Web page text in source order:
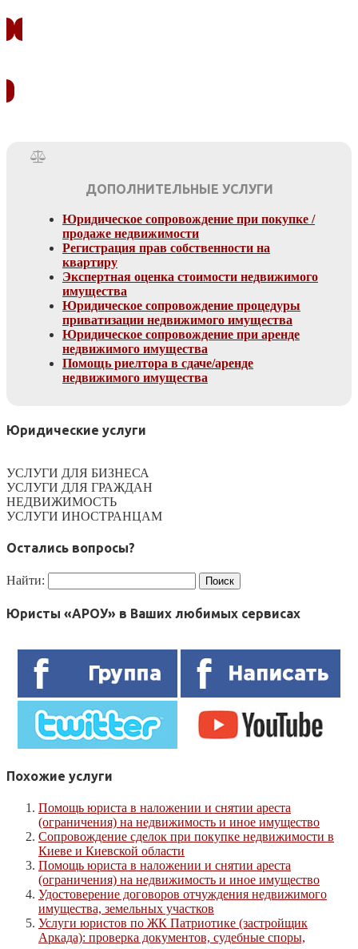
ДОПОЛНИТЕЛЬНЫЕ УСЛУГИ
Юридическое сопровождение при покупке /
продаже недвижимости
Регистрация прав собственности на
квартиру
Экспертная оценка стоимости недвижимого
имущества
Юридическое сопровождение процедуры
приватизации недвижимого имущества
Юридическое сопровождение при аренде
недвижимого имущества
Помощь риелтора в сдаче/аренде
недвижимого имущества
Юридические услуги
УСЛУГИ ДЛЯ БИЗНЕСА
УСЛУГИ ДЛЯ ГРАЖДАН
НЕДВИЖИМОСТЬ
УСЛУГИ ИНОСТРАНЦАМ
Остались вопросы?
Найти:
Юристы «АРОУ» в Ваших любимых сервисах
Похожие услуги
Помощь юриста в наложении и снятии ареста
(ограничения) на недвижимость и иное имущество
Сопровождение сделок при покупке недвижимости в
Киеве и Киевской области
Помощь юриста в наложении и снятии ареста
(ограничения) на недвижимость и иное имущество
Удостоверение договоров отчуждения недвижимого
имущества, земельных участков
Услуги юристов по ЖК Патриотике (застройщик
Аркада): проверка документов, судебные споры,